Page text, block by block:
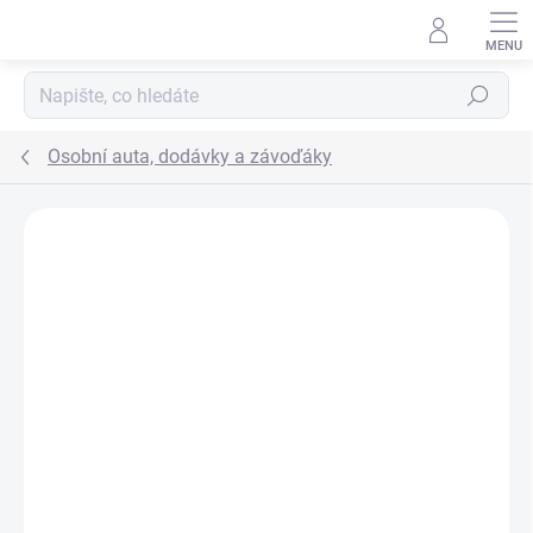
Hledat
Osobní auta, dodávky a závoďáky